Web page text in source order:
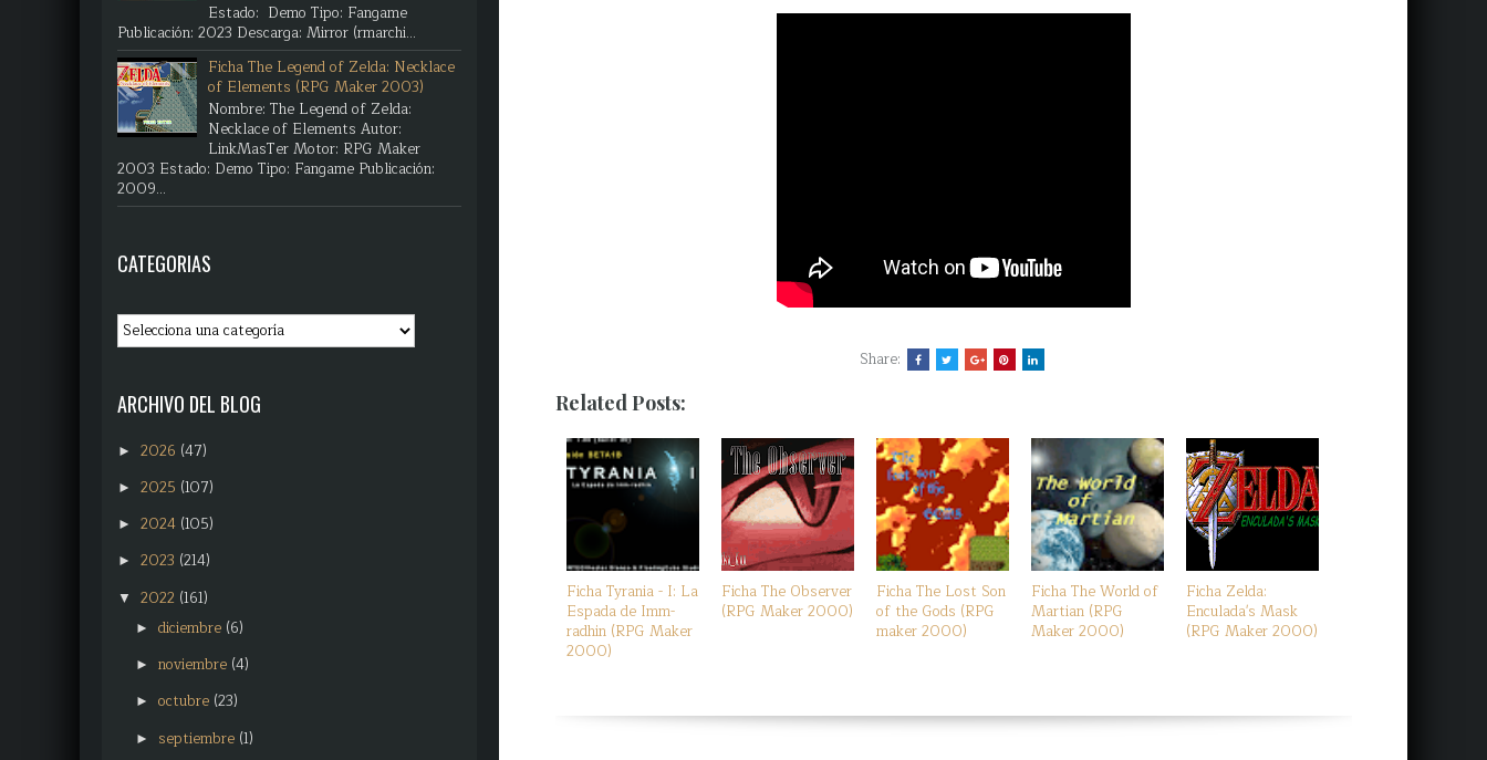
Share:
Related Posts:
Ficha Tyrania - I: La
Espada de Imm-
radhin (RPG Maker
2000)
Ficha The Observer
(RPG Maker 2000)
Ficha The Lost Son
of the Gods (RPG
maker 2000)
Ficha The World of
Martian (RPG
Maker 2000)
Ficha Zelda:
Enculada's Mask
(RPG Maker 2000)
Estado: Demo Tipo: Fangame
Publicación: 2023 Descarga: Mirror (rmarchi...
Ficha The Legend of Zelda: Necklace
of Elements (RPG Maker 2003)
Nombre: The Legend of Zelda:
Necklace of Elements Autor:
LinkMasTer Motor: RPG Maker
2003 Estado: Demo Tipo: Fangame Publicación:
2009...
CATEGORIAS
ARCHIVO DEL BLOG
► 2026 (47)
► 2025 (107)
► 2024 (105)
► 2023 (214)
▼ 2022 (161)
► diciembre (6)
► noviembre (4)
► octubre (23)
► septiembre (1)